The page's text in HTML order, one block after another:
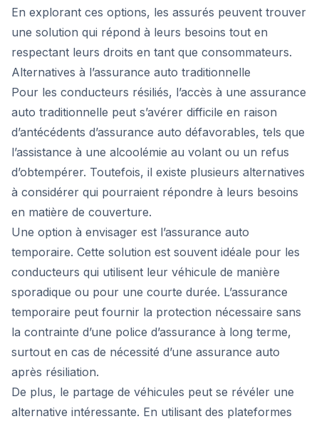
En explorant ces options, les assurés peuvent trouver
une solution qui répond à leurs besoins tout en
respectant leurs droits en tant que consommateurs.
Alternatives à l’assurance auto traditionnelle
Pour les conducteurs résiliés, l’accès à une assurance
auto traditionnelle peut s’avérer difficile en raison
d’antécédents d’assurance auto défavorables, tels que
l’assistance à une alcoolémie au volant ou un refus
d’obtempérer. Toutefois, il existe plusieurs alternatives
à considérer qui pourraient répondre à leurs besoins
en matière de couverture.
Une option à envisager est l’assurance auto
temporaire. Cette solution est souvent idéale pour les
conducteurs qui utilisent leur véhicule de manière
sporadique ou pour une courte durée. L’assurance
temporaire peut fournir la protection nécessaire sans
la contrainte d’une police d’assurance à long terme,
surtout en cas de nécessité d’une assurance auto
après résiliation.
De plus, le partage de véhicules peut se révéler une
alternative intéressante. En utilisant des plateformes